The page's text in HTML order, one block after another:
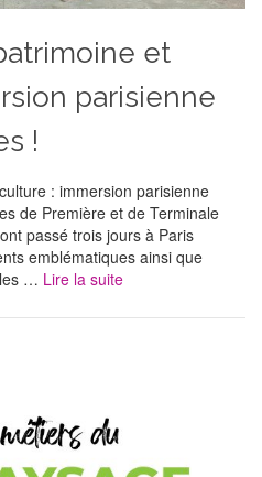
et
parisienne
!
: immersion parisienne
de Première et de Terminale
passé trois jours à Paris
emblématiques ainsi que
… Lire la suite